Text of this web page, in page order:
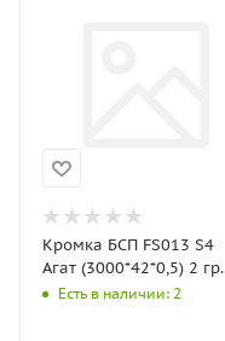
Кромка БСП FS013 S4
Агат (3000*42*0,5) 2 гр.
Есть в наличии: 2